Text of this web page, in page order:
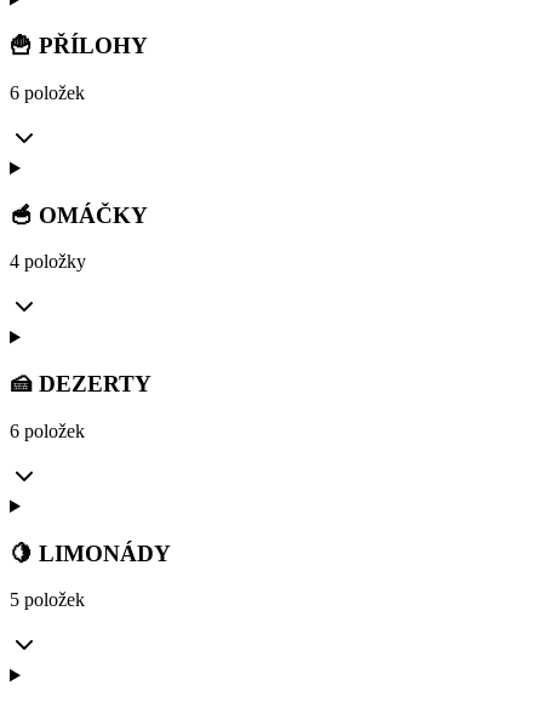
🍟 PŘÍLOHY
6 položek
🥣 OMÁČKY
4 položky
🍰 DEZERTY
6 položek
🍋 LIMONÁDY
5 položek